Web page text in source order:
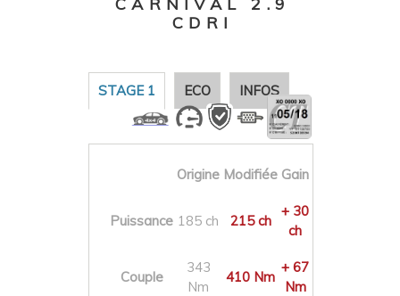
CDRI
STAGE 1 ECO INFOS
Origine Modifiée Gain
Puissance 185 ch 215 ch
+ 30
ch
Couple
343
Nm
410 Nm
+ 67
Nm